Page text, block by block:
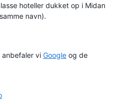
hoteller dukket op i Midan
navn).
anbefaler vi Google og de